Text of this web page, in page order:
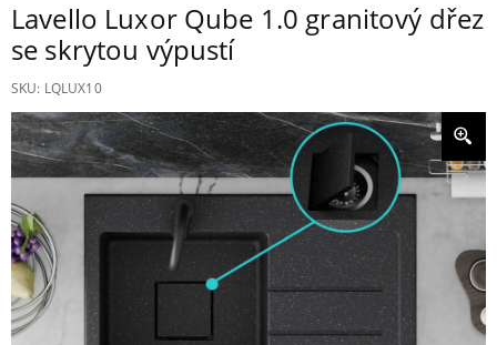
Lavello Luxor Qube 1.0 granitový dřez
se skrytou výpustí
SKU: LQLUX10